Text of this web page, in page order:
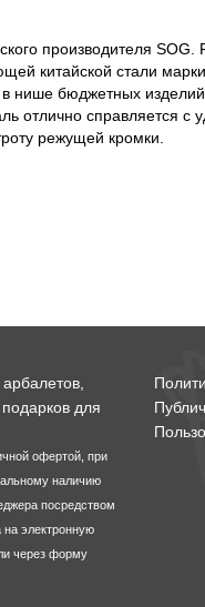
производителя
китайской стали
нише бюджетных
отлично справляется с
режущей кромки.
для
офертой, при
наличию
посредством
на электронную
через форму